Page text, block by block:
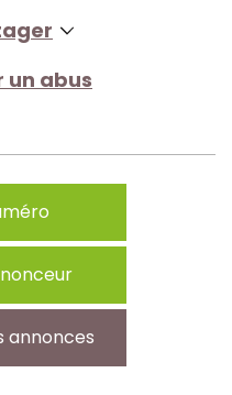
un abus
annonces